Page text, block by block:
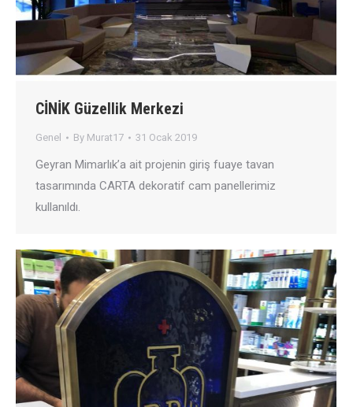
CİNİK Güzellik Merkezi
Genel By Murat17 31 Ocak 2019
Geyran Mimarlık’a ait projenin giriş fuaye tavan
tasarımında CARTA dekoratif cam panellerimiz
kullanıldı.